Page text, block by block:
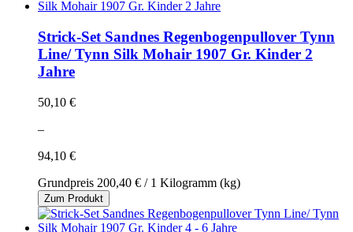
Strick-Set Sandnes Regenbogenpullover Tynn
Line/ Tynn Silk Mohair 1907 Gr. Kinder 2
Jahre
50,10 €
–
94,10 €
Grundpreis 200,40 € / 1 Kilogramm (kg)
Zum Produkt